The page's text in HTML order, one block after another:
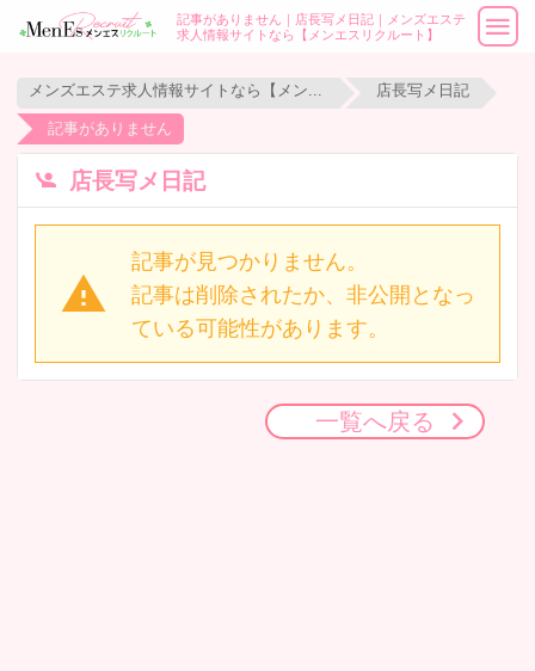
記事がありません｜店長写メ日記｜メンズエステ
求人情報サイトなら【メンエスリクルート】
店長写メ日記
記事がありません
店長写メ日記
記事が見つかりません。
記事は削除されたか、非公開となっ
ている可能性があります。
一覧へ戻る